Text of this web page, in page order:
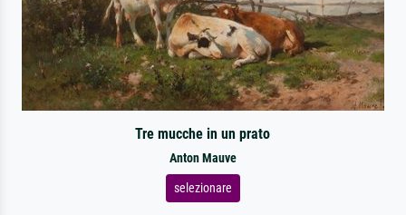
Tre mucche in un prato
Anton Mauve
selezionare